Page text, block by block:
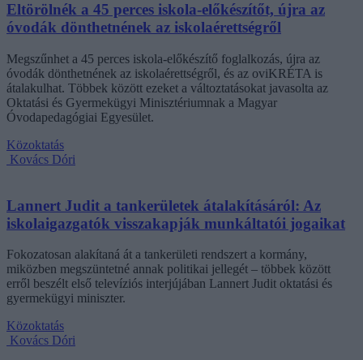
Eltörölnék a 45 perces iskola-előkészítőt, újra az
óvodák dönthetnének az iskolaérettségről
Megszűnhet a 45 perces iskola-előkészítő foglalkozás, újra az
óvodák dönthetnének az iskolaérettségről, és az oviKRÉTA is
átalakulhat. Többek között ezeket a változtatásokat javasolta az
Oktatási és Gyermekügyi Minisztériumnak a Magyar
Óvodapedagógiai Egyesület.
Közoktatás
Kovács Dóri
Lannert Judit a tankerületek átalakításáról: Az
iskolaigazgatók visszakapják munkáltatói jogaikat
Fokozatosan alakítaná át a tankerületi rendszert a kormány,
miközben megszüntetné annak politikai jellegét – többek között
erről beszélt első televíziós interjújában Lannert Judit oktatási és
gyermekügyi miniszter.
Közoktatás
Kovács Dóri